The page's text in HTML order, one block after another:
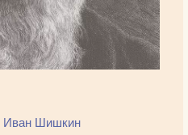
Иван Шишкин